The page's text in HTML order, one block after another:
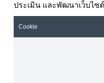
ประเมิน และพัฒนาเว็บไซ
Cookie